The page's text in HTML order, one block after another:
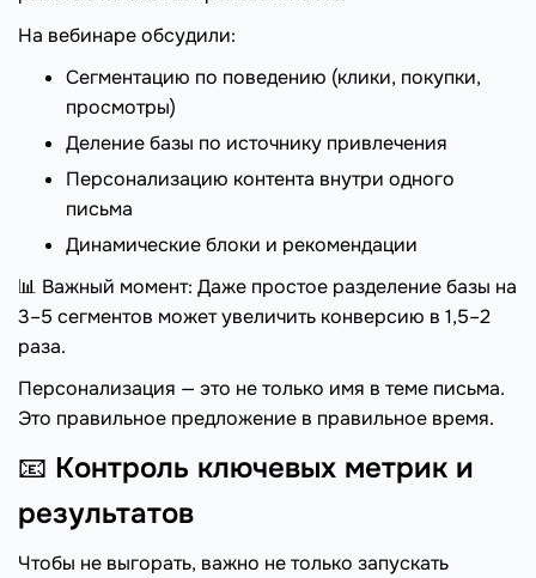
На вебинаре обсудили:
Сегментацию по поведению (клики, покупки,
просмотры)
Деление базы по источнику привлечения
Персонализацию контента внутри одного
письма
Динамические блоки и рекомендации
📊 Важный момент: Даже простое разделение базы на
3–5 сегментов может увеличить конверсию в 1,5–2
раза.
Персонализация — это не только имя в теме письма.
Это правильное предложение в правильное время.
📧 Контроль ключевых метрик и
результатов
Чтобы не выгорать, важно не только запускать